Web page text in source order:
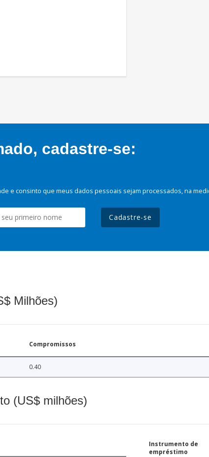
cadastre-se:
e consinto que meus dados pessoais sejam processados, na
Cadastre-se
Milhões)
Compromissos
0.40
(US$ milhões)
Instrumento de
empréstimo